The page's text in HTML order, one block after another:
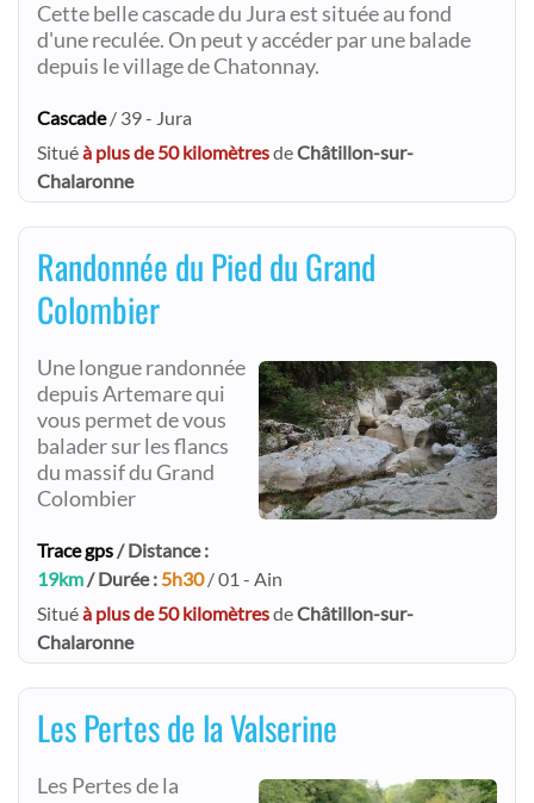
Cette belle cascade du Jura est située au fond
d'une reculée. On peut y accéder par une balade
depuis le village de Chatonnay.
Cascade/ 39 - Jura
Situéà plus de 50 kilomètresdeChâtillon-sur-
Chalaronne
Randonnée du Pied du Grand
Colombier
Une longue randonnée
depuis Artemare qui
vous permet de vous
balader sur les flancs
du massif du Grand
Colombier
Trace gps/ Distance :
19km/ Durée : 5h30/ 01 - Ain
Situéà plus de 50 kilomètresdeChâtillon-sur-
Chalaronne
Les Pertes de la Valserine
Les Pertes de la